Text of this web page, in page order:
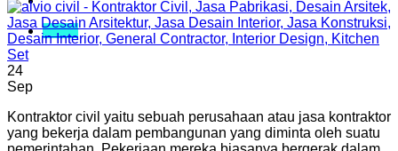
Menu
24
Sep
Kontraktor civil yaitu sebuah perusahaan atau jasa kontraktor
yang bekerja dalam pembangunan yang diminta oleh suatu